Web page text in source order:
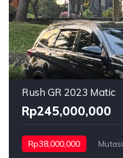
Rush GR 2023 Matic
Rp245,000,000
Rp38,000,000 Mutasi